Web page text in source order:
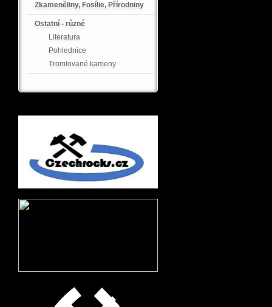
Zkameněliny, Fosílie, Přírodniny
Ostatní - různé
Literatura
Pohlednice
Tromlované kameny